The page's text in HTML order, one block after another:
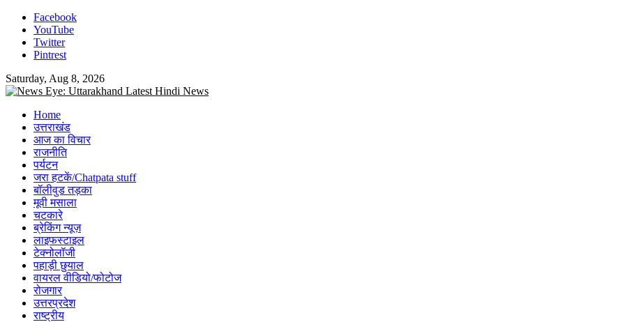
Skip
content
Facebook
YouTube
Twitter
Pintrest
Saturday, Aug 8, 2026
Home
उत्तराखंड
आज का विचार
राजनीति
पर्यटन
जरा हटकें/Chatpata stuff
बॉलीवुड तड़का
मूवी मसाला
चटकारे
ब्रेकिंग न्यूज़
लाइफस्टाइल
टेक्नोलॉजी
पहाड़ी छुयाल
वायरल वीडियो/फोटोज
रोजगार
उत्तरप्रदेश
राष्ट्रीय